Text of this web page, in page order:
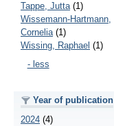
Tappe, Jutta(1)
Wissemann-Hartmann,
Cornelia(1)
Wissing, Raphael (1)
- less
Year of publication
2024 (4)